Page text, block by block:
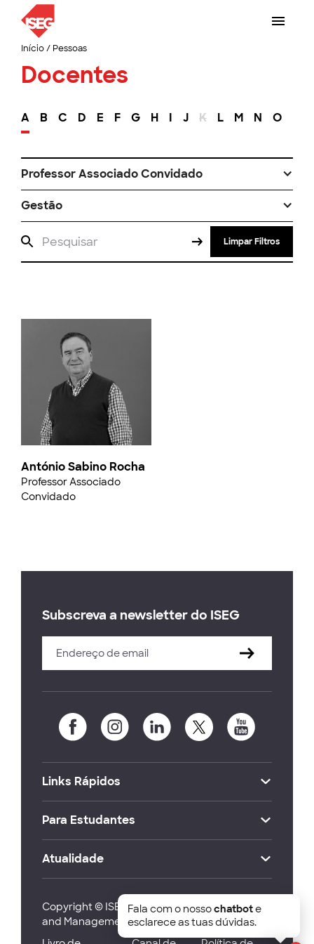
Início/ Pessoas
Docentes
A B C D E F G H I J K L M N O
Professor Associado Convidado
Gestão
Limpar Filtros
António Sabino Rocha
Professor Associado
Convidado
Subscreva a newsletter do ISEG
Links Rápidos
Para Estudantes
Atualidade
Copyright © ISEG Lisbon School of Economics
and Management 2026
Fala com o nossochatbote
esclarece as tuas dúvidas.